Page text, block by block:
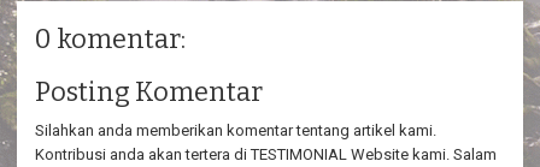
0 komentar:
Posting Komentar
Silahkan anda memberikan komentar tentang artikel kami.
Kontribusi anda akan tertera di TESTIMONIAL Website kami. Salam